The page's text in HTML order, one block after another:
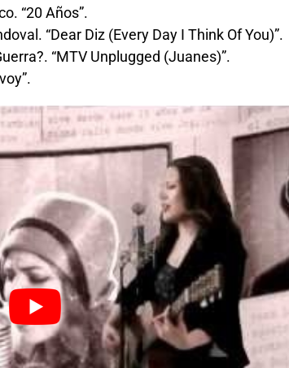
“20 Años”.
“Dear Diz (Every Day I Think Of You)”.
“MTV Unplugged (Juanes)”.